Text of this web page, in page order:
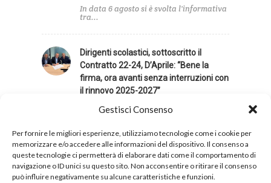
Gestisci Consenso
Per fornire le migliori esperienze, utilizziamo tecnologie come i cookie per
memorizzare e/o accedere alle informazioni del dispositivo. Il consenso a
queste tecnologie ci permetterà di elaborare dati come il comportamento di
navigazione o ID unici su questo sito. Non acconsentire o ritirare il consenso
può influire negativamente su alcune caratteristiche e funzioni.
In data 6 agosto si è svolta l'informativa
tra...
Dirigenti scolastici, sottoscritto il
Contratto 22-24, D’Aprile: “Bene la
firma, ora avanti senza interruzioni con
il rinnovo 2025-2027”
È necessario proseguire senza
interruzioni il confronto negoziale,